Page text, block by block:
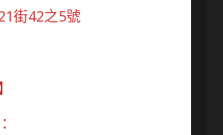
街42之5號